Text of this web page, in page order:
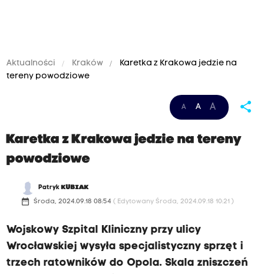
Aktualności Kraków
Karetka z Krakowa jedzie na
tereny powodziowe
A A A share
Karetka z Krakowa jedzie na tereny
powodziowe
Patryk KUBIAK
date_range Środa, 2024.09.18 08:54 ( Edytowany Środa, 2024.09.18 10:21 )
Wojskowy Szpital Kliniczny przy ulicy
Wrocławskiej wysyła specjalistyczny sprzęt i
trzech ratowników do Opola. Skala zniszczeń